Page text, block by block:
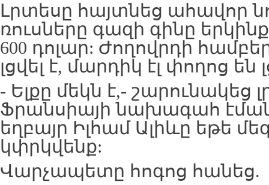
Լրտեսը հայտնեց ահավոր
ռուսները գազի գինը
600 դոլար: Ժողովրդի
լցվել է, մարդիկ էլ փողոց են
- Ելքը մեկն է,- շարունակեց
Ֆրանսիայի նախագահ
եղբայր Իլհամ Ալիևը եթե
կփրկվենք:
Վարչապետը հոգոց հանեց.